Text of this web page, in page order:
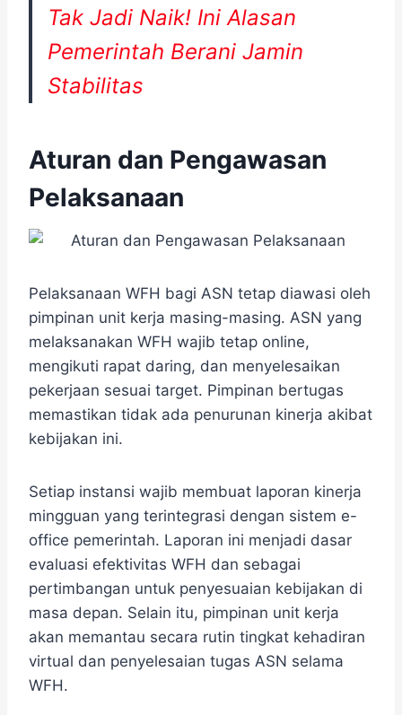
Tak Jadi Naik! Ini Alasan
Pemerintah Berani Jamin
Stabilitas
Aturan dan Pengawasan
Pelaksanaan
Pelaksanaan WFH bagi ASN tetap diawasi oleh
pimpinan unit kerja masing-masing. ASN yang
melaksanakan WFH wajib tetap online,
mengikuti rapat daring, dan menyelesaikan
pekerjaan sesuai target. Pimpinan bertugas
memastikan tidak ada penurunan kinerja akibat
kebijakan ini.
Setiap instansi wajib membuat laporan kinerja
mingguan yang terintegrasi dengan sistem e-
office pemerintah. Laporan ini menjadi dasar
evaluasi efektivitas WFH dan sebagai
pertimbangan untuk penyesuaian kebijakan di
masa depan. Selain itu, pimpinan unit kerja
akan memantau secara rutin tingkat kehadiran
virtual dan penyelesaian tugas ASN selama
WFH.